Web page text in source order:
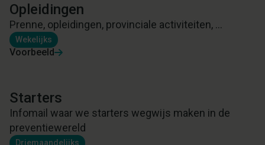
Opleidingen
Prenne, opleidingen, provinciale activiteiten, ...
Wekelijks
Voorbeeld
Starters
Infomail waar we starters wegwijs maken in de
preventiewereld
Driemaandelijks